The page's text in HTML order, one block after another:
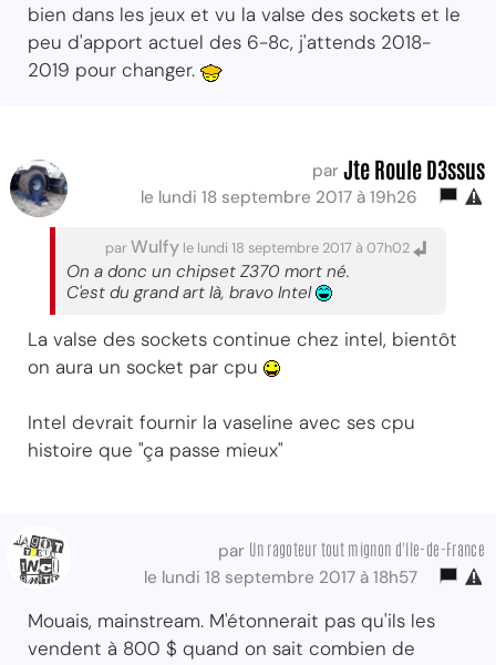
bien dans les jeux et vu la valse des sockets et le
peu d'apport actuel des 6-8c, j'attends 2018-
2019 pour changer.
par Jte Roule D3ssus
le lundi 18 septembre 2017 à 19h26
parWulfy le lundi 18 septembre 2017 à 07h02
On a donc un chipset Z370 mort né.
C'est du grand art là, bravo Intel
La valse des sockets continue chez intel, bientôt
on aura un socket par cpu
Intel devrait fournir la vaseline avec ses cpu
histoire que "ça passe mieux"
par Un ragoteur tout mignon d'Ile-de-France
le lundi 18 septembre 2017 à 18h57
Mouais, mainstream. M'étonnerait pas qu'ils les
vendent à 800 $ quand on sait combien de